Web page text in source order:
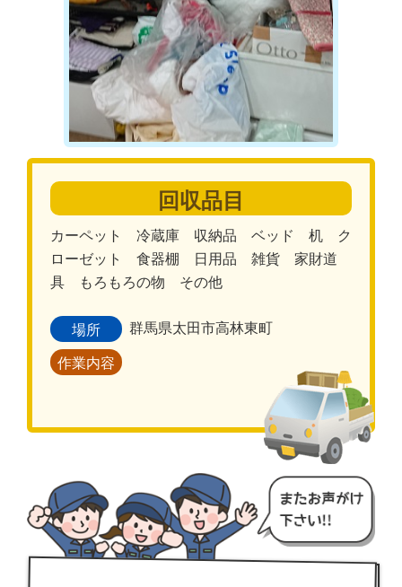
回収品目
カーペット 冷蔵庫 収納品 ベッド 机 ク
ローゼット 食器棚 日用品 雑貨 家財道
具 もろもろの物 その他
場所 群馬県太田市高林東町
作業内容